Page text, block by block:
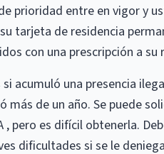
prioridad entre en vigor y
tarjeta de residencia
con una prescripción a su
acumuló una presencia
más de un año. Se puede
pero es difícil obtenerla.
dificultades si se le